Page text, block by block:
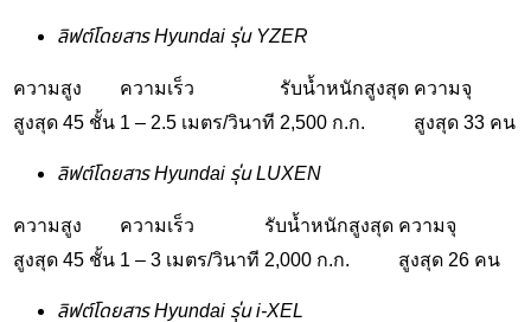
ลิฟต์โดยสาร Hyundai รุ่น YZER
ความสูง ความเร็ว รับน้ำหนักสูงสุด ความจุ
สูงสุด 45 ชั้น 1 – 2.5 เมตร/วินาที 2,500 ก.ก. สูงสุด 33 คน
ลิฟต์โดยสาร Hyundai รุ่น LUXEN
ความสูง ความเร็ว รับน้ำหนักสูงสุด ความจุ
สูงสุด 45 ชั้น 1 – 3 เมตร/วินาที 2,000 ก.ก. สูงสุด 26 คน
ลิฟต์โดยสาร Hyundai รุ่น i-XEL